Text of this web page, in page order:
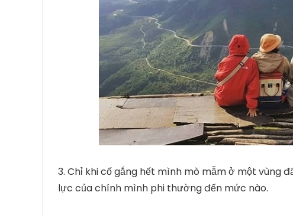
3. Chỉ khi cố gắng hết mình mò mẫm ở một vùng
lực của chính mình phi thường đến mức nào.